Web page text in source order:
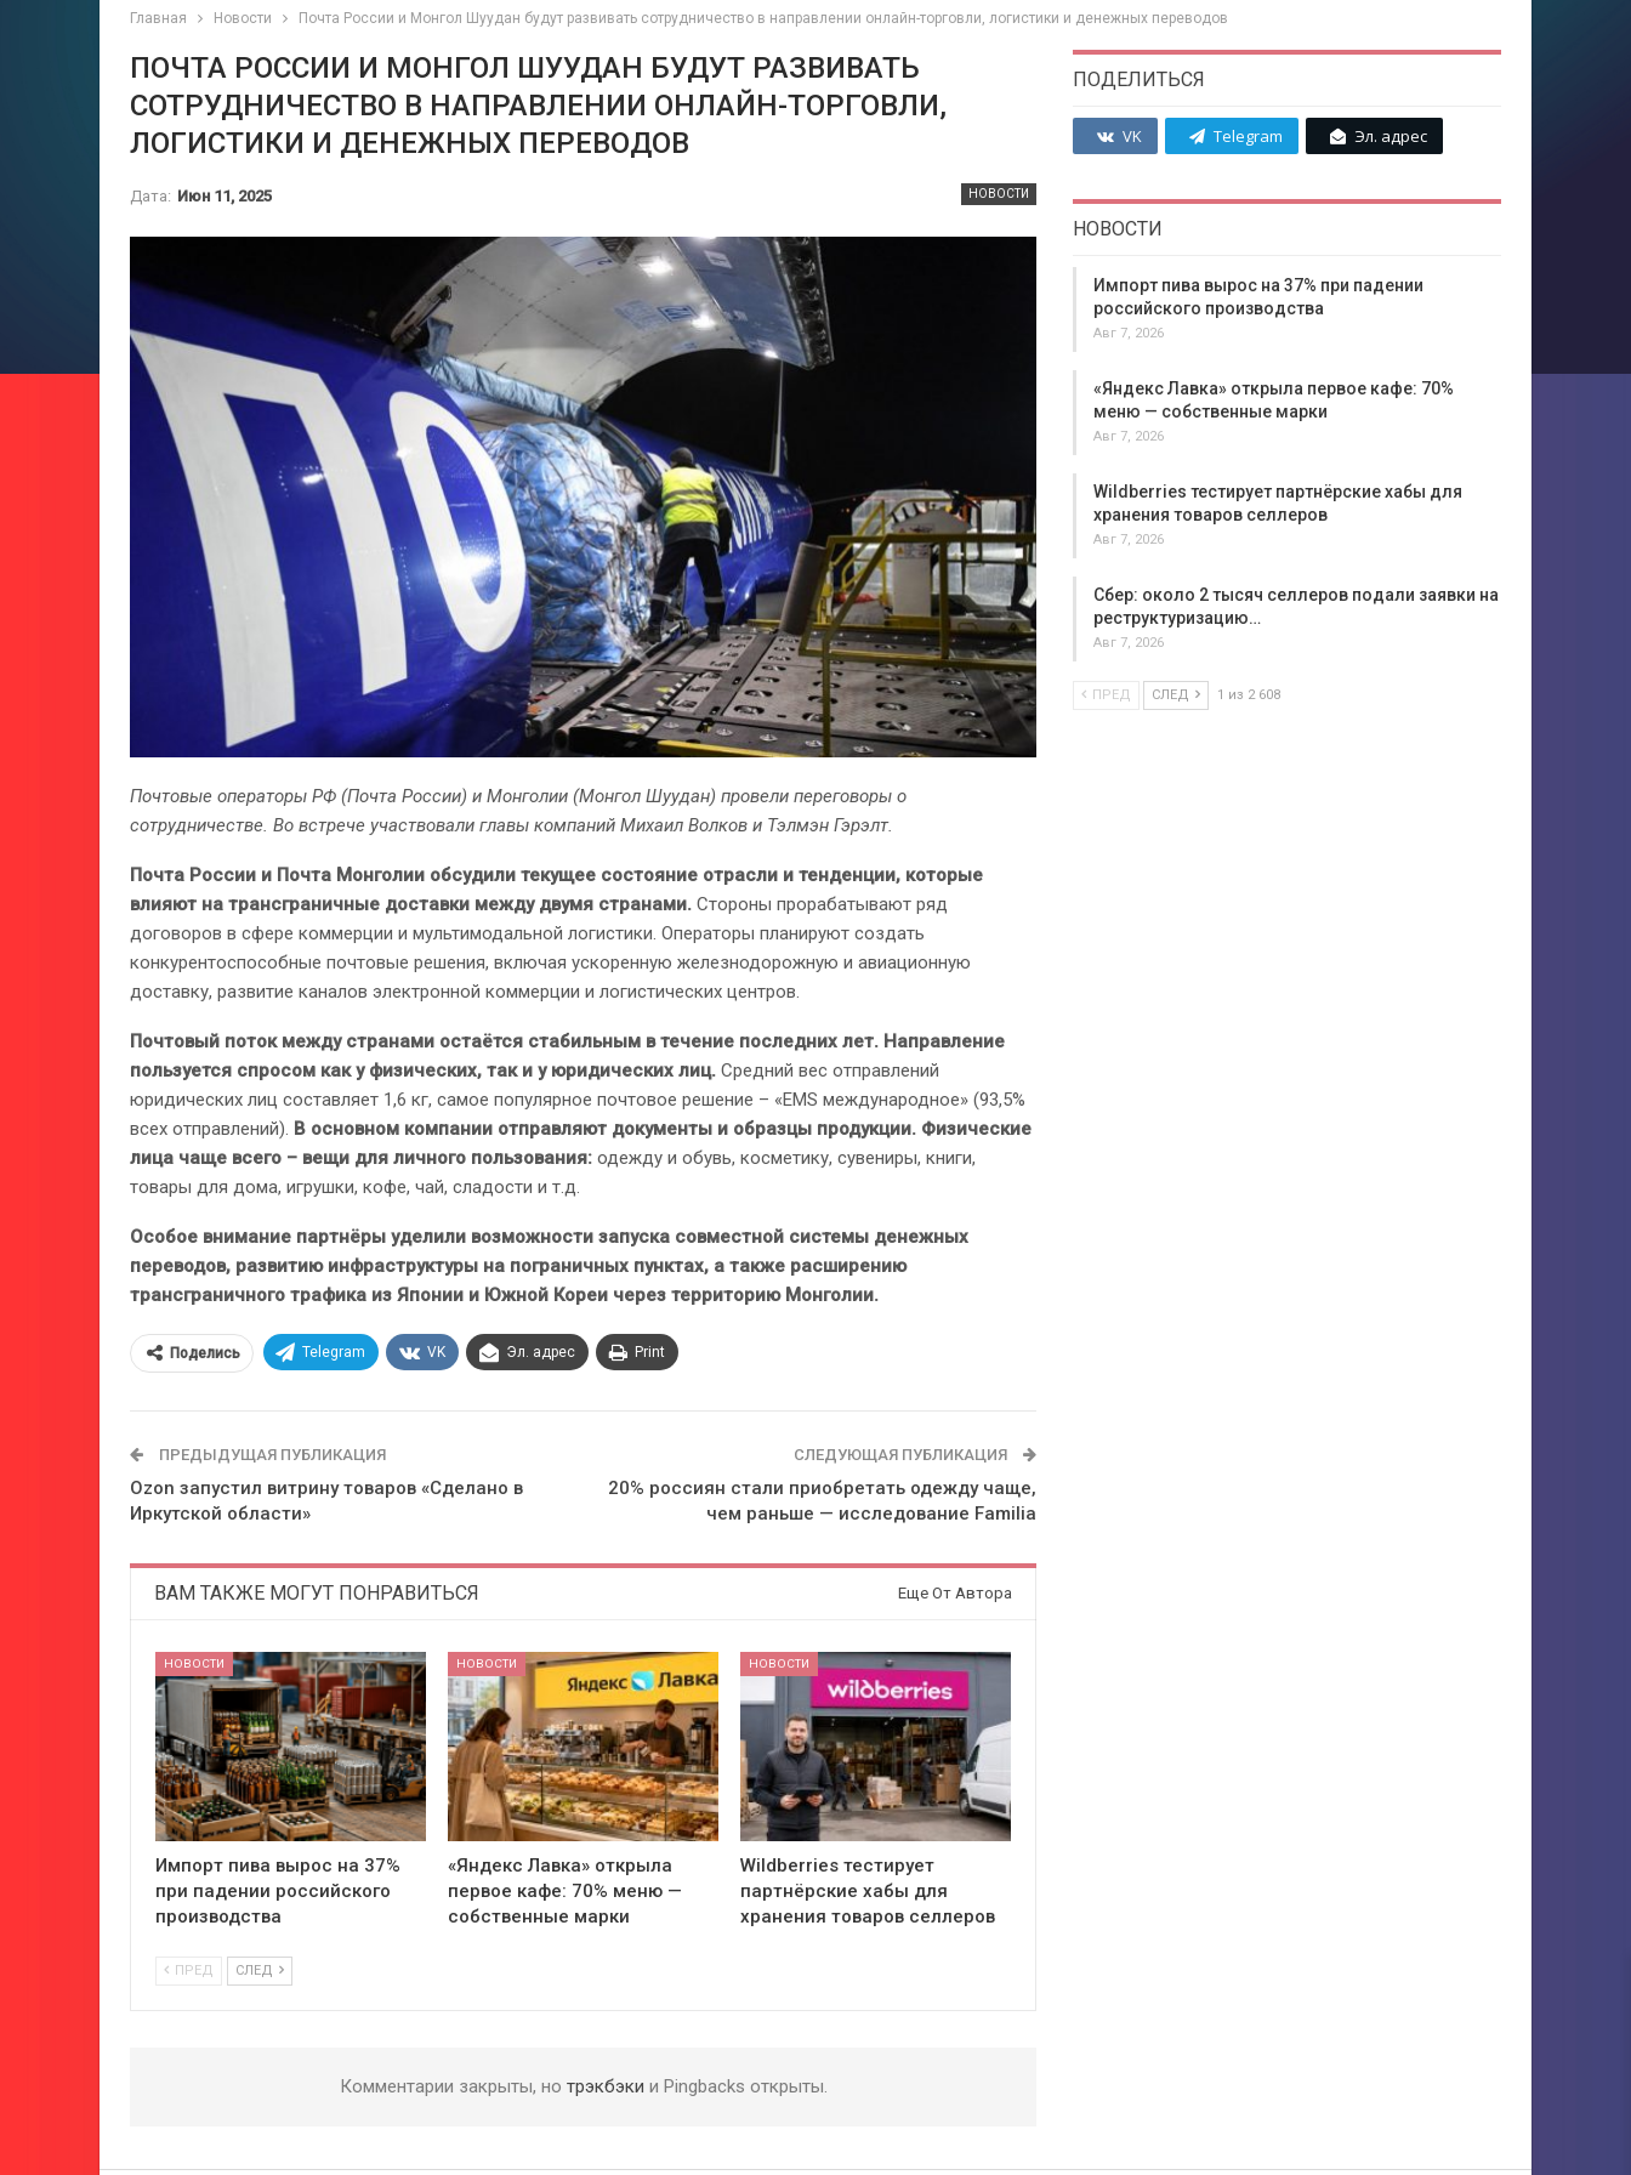
Главная Новости Почта России и Монгол Шуудан будут развивать сотрудничество в направлении онлайн-торговли, логистики и денежных переводов
ПОЧТА РОССИИ И МОНГОЛ ШУУДАН БУДУТ РАЗВИВАТЬ
СОТРУДНИЧЕСТВО В НАПРАВЛЕНИИ ОНЛАЙН-ТОРГОВЛИ,
ЛОГИСТИКИ И ДЕНЕЖНЫХ ПЕРЕВОДОВ
НОВОСТИ
Дата: Июн 11, 2025
Почтовые операторы РФ (Почта России) и Монголии (Монгол Шуудан) провели переговоры о
сотрудничестве. Во встрече участвовали главы компаний Михаил Волков и Тэлмэн Гэрэлт.
Почта России и Почта Монголии обсудили текущее состояние отрасли и тенденции, которые
влияют на трансграничные доставки между двумя странами. Стороны прорабатывают ряд
договоров в сфере коммерции и мультимодальной логистики. Операторы планируют создать
конкурентоспособные почтовые решения, включая ускоренную железнодорожную и авиационную
доставку, развитие каналов электронной коммерции и логистических центров.
Почтовый поток между странами остаётся стабильным в течение последних лет. Направление
пользуется спросом как у физических, так и у юридических лиц. Средний вес отправлений
юридических лиц составляет 1,6 кг, самое популярное почтовое решение – «EMS международное» (93,5%
всех отправлений). В основном компании отправляют документы и образцы продукции. Физические
лица чаще всего – вещи для личного пользования: одежду и обувь, косметику, сувениры, книги,
товары для дома, игрушки, кофе, чай, сладости и т.д.
Особое внимание партнёры уделили возможности запуска совместной системы денежных
переводов, развитию инфраструктуры на пограничных пунктах, а также расширению
трансграничного трафика из Японии и Южной Кореи через территорию Монголии.
Поделись Telegram VK Эл. адрес Print
ПРЕДЫДУЩАЯ ПУБЛИКАЦИЯ
Ozon запустил витрину товаров «Сделано в
Иркутской области»
СЛЕДУЮЩАЯ ПУБЛИКАЦИЯ
20% россиян стали приобретать одежду чаще,
чем раньше — исследование Familia
ВАМ ТАКЖЕ МОГУТ ПОНРАВИТЬСЯ Еще От Автора
НОВОСТИ
Импорт пива вырос на 37%
при падении российского
производства
НОВОСТИ
«Яндекс Лавка» открыла
первое кафе: 70% меню —
собственные марки
НОВОСТИ
Wildberries тестирует
партнёрские хабы для
хранения товаров селлеров
ПРЕД СЛЕД
Комментарии закрыты, но трэкбэки и Pingbacks открыты.
ПОДЕЛИТЬСЯ
VK Telegram Эл. адрес
НОВОСТИ
Импорт пива вырос на 37% при падении
российского производства
Авг 7, 2026
«Яндекс Лавка» открыла первое кафе: 70%
меню — собственные марки
Авг 7, 2026
Wildberries тестирует партнёрские хабы для
хранения товаров селлеров
Авг 7, 2026
Сбер: около 2 тысяч селлеров подали заявки на
реструктуризацию…
Авг 7, 2026
ПРЕД СЛЕД 1 из 2 608